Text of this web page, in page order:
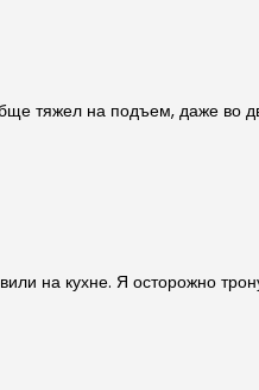
тяжел на подъем, даже во
на кухне. Я осторожно